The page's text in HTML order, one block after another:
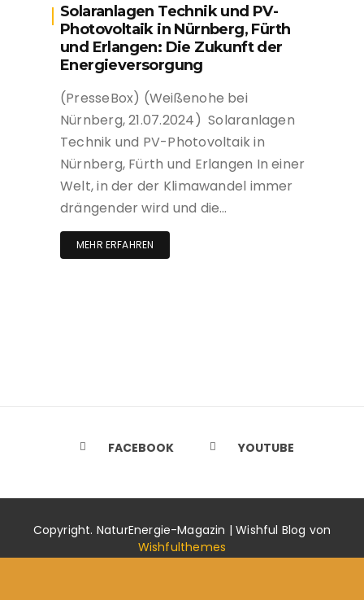
Solaranlagen Technik und PV-
Photovoltaik in Nürnberg, Fürth
und Erlangen: Die Zukunft der
Energieversorgung
(PresseBox) (Weißenohe bei
Nürnberg, 21.07.2024) Solaranlagen
Technik und PV-Photovoltaik in
Nürnberg, Fürth und Erlangen In einer
Welt, in der der Klimawandel immer
drängender wird und die…
MEHR ERFAHREN
FACEBOOK YOUTUBE
Copyright. NaturEnergie-Magazin | Wishful Blog von
Wishfulthemes